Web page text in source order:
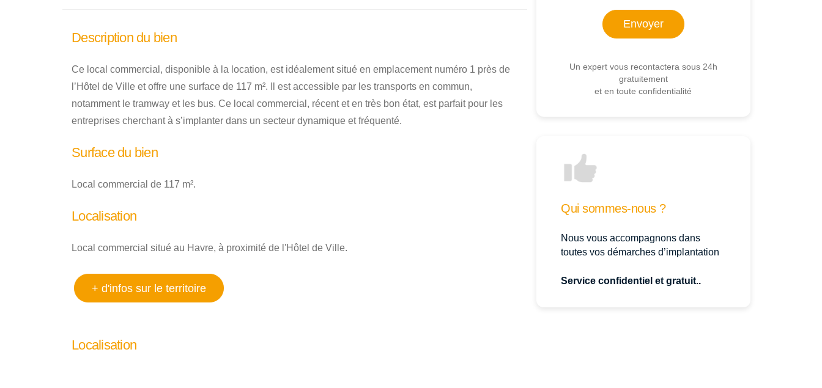
Description du bien
Ce local commercial, disponible à la location, est idéalement situé en emplacement numéro 1 près de
l’Hôtel de Ville et offre une surface de 117 m². Il est accessible par les transports en commun,
notamment le tramway et les bus. Ce local commercial, récent et en très bon état, est parfait pour les
entreprises cherchant à s’implanter dans un secteur dynamique et fréquenté.
Surface du bien
Local commercial de 117 m².
Localisation
Local commercial situé au Havre, à proximité de l'Hôtel de Ville.
+ d'infos sur le territoire
Localisation
Un expert vous recontactera sous 24h
gratuitement
et en toute confidentialité
Qui sommes-nous ?
Nous vous accompagnons dans
toutes vos démarches d’implantation
Service confidentiel et gratuit..